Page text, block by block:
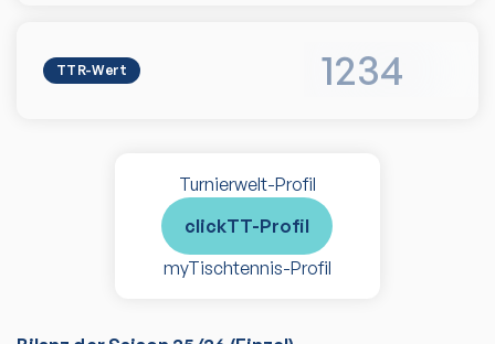
TTR-Wert 1234
Turnierwelt-Profil
clickTT-Profil
myTischtennis-Profil